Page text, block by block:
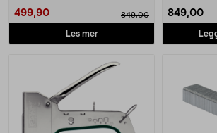
499,90 849,00
Les mer
849,00